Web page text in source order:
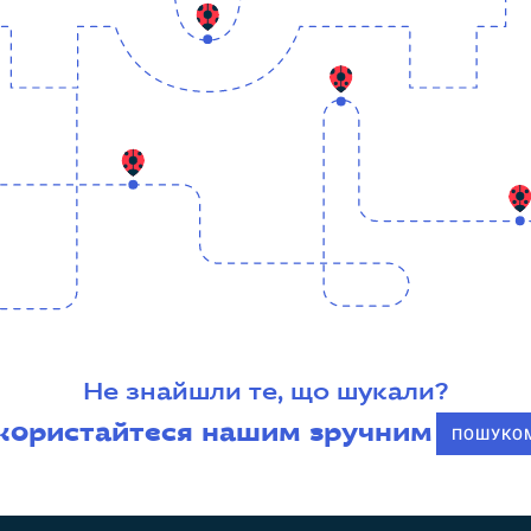
Не знайшли те, що шукали?
нашим зручним